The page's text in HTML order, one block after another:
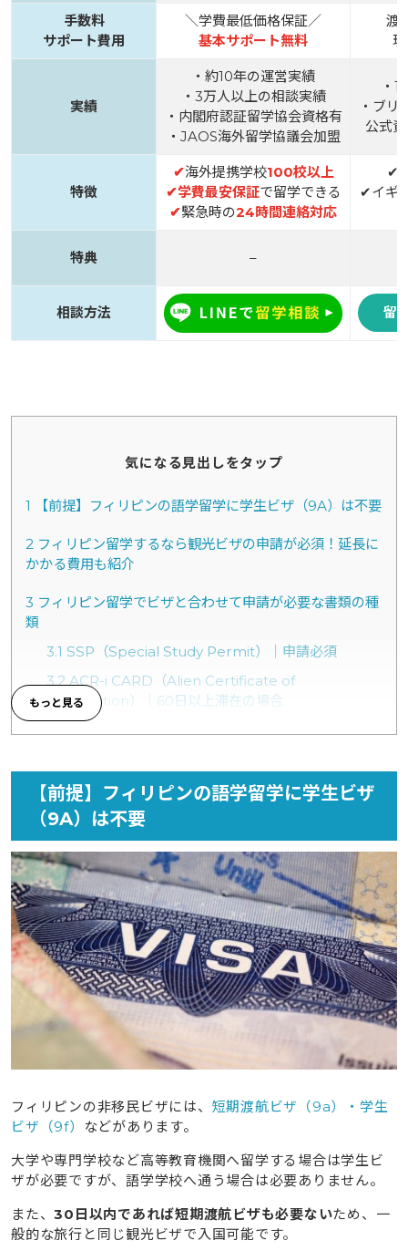
手数料
サポート費用
＼学費最低価格保証／
基本サポート無料
渡
実績
・約10年の運営実績
・3万人以上の相談実績
・内閣府認証留学協会資格有
・JAOS海外留学協議会加盟
・
・ブリ
公式
特徴
✔海外提携学校100校以上
✔学費最安保証で留学できる
✔緊急時の24時間連絡対応
✔
✔イギ
特典 –
相談方法 留
気になる見出しをタップ
1 【前提】フィリピンの語学留学に学生ビザ（9A）は不要
2 フィリピン留学するなら観光ビザの申請が必須！延長に
かかる費用も紹介
3 フィリピン留学でビザと合わせて申請が必要な書類の種
類
3.1 SSP（Special Study Permit）｜申請必須
3.2ACR-i CARD（Alien Certificate of
Registration）｜60日以上滞在の場合
3.3ECC（Emigration Clearance Certificate）｜
フィリピン留学の滞在期間別でビザ等申請にかかる費用
を紹介
5フィリピン留学のビザ申請に関して不安があればタビケ
ン留学へご相談ください
6フィリピン留学でビザを取得する際に知っておきたいこ
と
6.1日本での手続き不要で現地に渡ってから申請する書
類がほとんど
6.2
原本とコピーの提出が求められることが多い
6.3
現地でのアルバイトは原則禁止
7【注意】オーバーステイ・ACR-i CARDの再発行には追
8補足｜30日以上の滞在が決まっていれば日本で事前にビ
ザを申請できる
8.1ビザ申請に必要なもの
8.2申請窓口と手続きにかかる期間
8.3ビザを取得するまでの流れ
【前提】フィリピンの語学留学に学生ビザ
（9A）は不要
フィリピンの非移民ビザには、 短期渡航ビザ（9a）・学生
ビザ（9f）
などがあります。
大学や専門学校など高等教育機関へ留学する場合は学生ビ
ザが必要ですが、語学学校へ通う場合は必要ありません。
また、30日以内であれば短期渡航ビザも必要ないため、一
般的な旅行と同じ観光ビザで入国可能です。